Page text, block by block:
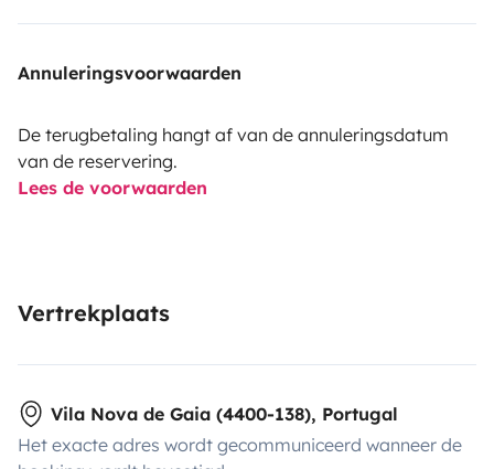
Annuleringsvoorwaarden
De terugbetaling hangt af van de annuleringsdatum
van de reservering.
Lees de voorwaarden
Vertrekplaats
Vila Nova de Gaia (4400-138), Portugal
Het exacte adres wordt gecommuniceerd wanneer de